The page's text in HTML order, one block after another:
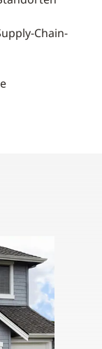
Chain-